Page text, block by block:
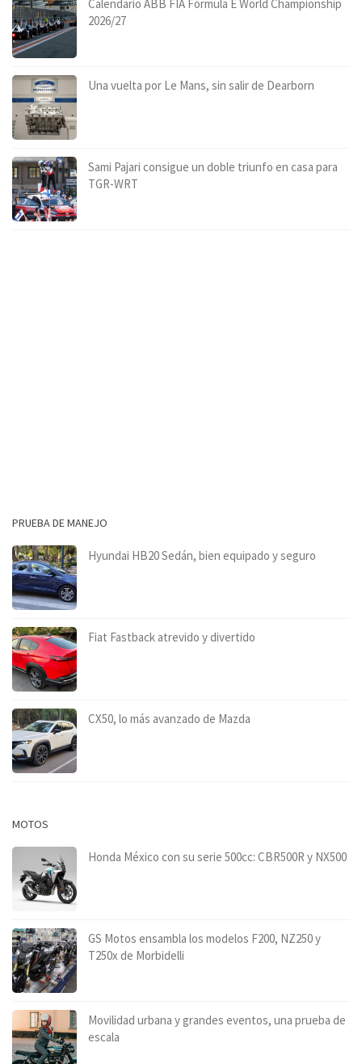
Calendario ABB FIA Fórmula E World Championship
2026/27
Una vuelta por Le Mans, sin salir de Dearborn
Sami Pajari consigue un doble triunfo en casa para
TGR-WRT
PRUEBA DE MANEJO
Hyundai HB20 Sedán, bien equipado y seguro
Fiat Fastback atrevido y divertido
CX50, lo más avanzado de Mazda
MOTOS
Honda México con su serie 500cc: CBR500R y NX500
GS Motos ensambla los modelos F200, NZ250 y
T250x de Morbidelli
Movilidad urbana y grandes eventos, una prueba de
escala